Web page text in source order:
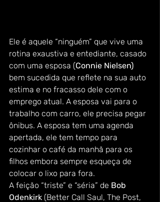
Ele é aquele “ninguém” que vive uma
rotina exaustiva e entediante, casado
com uma esposa (Connie Nielsen)
bem sucedida que reflete na sua auto
estima e no fracasso dele com o
emprego atual. A esposa vai para o
trabalho com carro, ele precisa pegar
ônibus. A esposa tem uma agenda
apertada, ele tem tempo para
cozinhar o café da manhã para os
filhos embora sempre esqueça de
colocar o lixo para fora.
A feição “triste” e “séria” de Bob
Odenkirk (Better Call Saul, The Post,